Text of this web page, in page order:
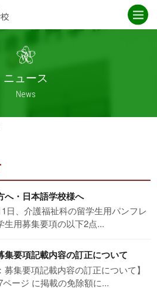
ニュース
ニュース一覧
介護福祉科
救急救命科
オープンキャンパス
スケジュール
ニュース
News
へ・日本語学校様へ
日、介護福祉科の留学生用パンフレ
生用募集要項の以下2点...
集要項記載内容の訂正について
募集要項記載内容の訂正について】
ページ に掲載の免除額に...